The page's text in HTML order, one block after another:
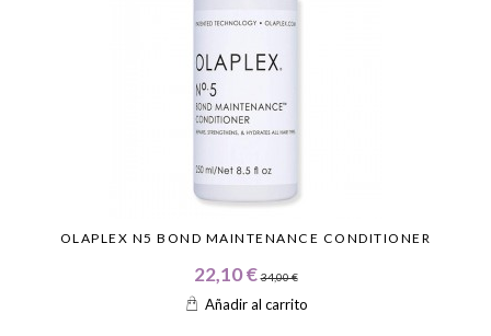
OLAPLEX N5 BOND MAINTENANCE CONDITIONER
22,10 € 34,00 €
Añadir al carrito